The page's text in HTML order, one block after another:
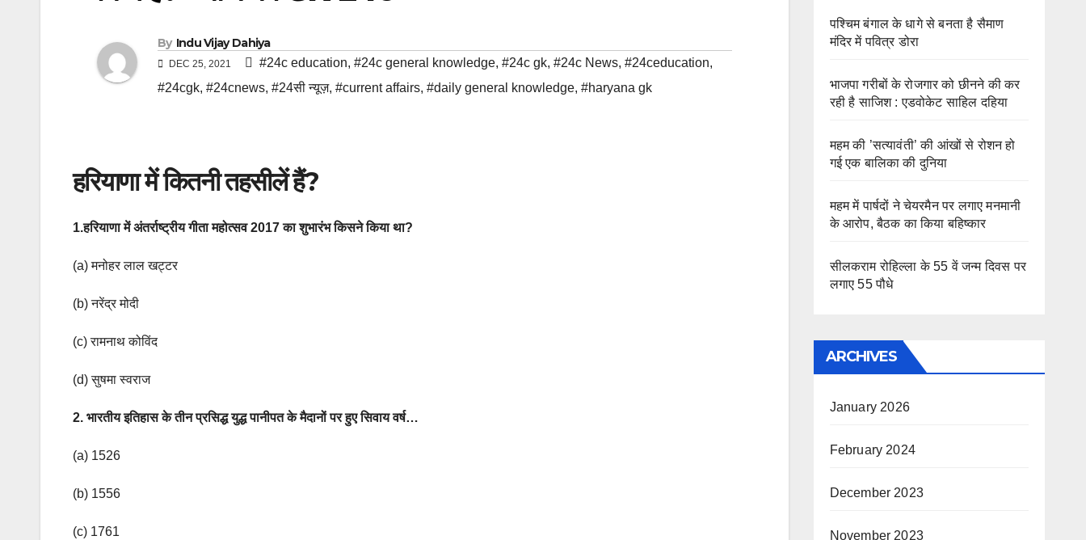
By Indu Vijay Dahiya
DEC 25, 2021 #24c education, #24c general knowledge, #24c gk, #24c News, #24ceducation,
#24cgk, #24cnews, #24सी न्यूज़, #current affairs, #daily general knowledge, #haryana gk
हरियाणा में कितनी तहसीलें हैं?
1.हरियाणा में अंतर्राष्ट्रीय गीता महोत्सव 2017 का शुभारंभ किसने किया था?
(a) मनोहर लाल खट्टर
(b) नरेंद्र मोदी
(c) रामनाथ कोविंद
(d) सुषमा स्वराज
2. भारतीय इतिहास के तीन प्रसिद्ध युद्ध पानीपत के मैदानों पर हुए सिवाय वर्ष…
(a) 1526
(b) 1556
(c) 1761
पश्चिम बंगाल के धागे से बनता है सैमाण
मंदिर में पवित्र डोरा
भाजपा गरीबों के रोजगार को छीनने की कर
रही है साजिश : एडवोकेट साहिल दहिया
महम की ’सत्यावंती’ की आंखों से रोशन हो
गई एक बालिका की दुनिया
महम में पार्षदों ने चेयरमैन पर लगाए मनमानी
के आरोप, बैठक का किया बहिष्कार
सीलकराम रोहिल्ला के 55 वें जन्म दिवस पर
लगाए 55 पौधे
ARCHIVES
January 2026
February 2024
December 2023
November 2023